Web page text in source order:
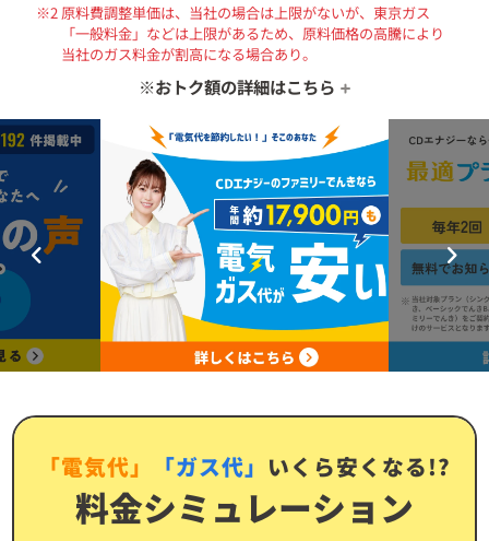
※2 原料費調整単価は、当社の場合は上限がないが、東京ガス
「一般料金」などは上限があるため、原料価格の高騰により
当社のガス料金が割高になる場合あり。
① おトク額は、4人家族のモデル使用量（電気40A 500kWh/月、
「一般料金」の適用単価とCDエナジー「ファミリーでんき」
「ベーシックガス」の料金を比較し、算定。
② セット割、消費税相当額を含み、燃料費・原料費調整額および
再生可能エネルギー発電補足賦課金を含まない金額の比較。
100円未満切り捨て。
③ 実際は電気・ガス料金には毎月燃料費・原料費調整額を加減
算。使用状況によりお得額は変動。
※おトク額の詳細はこちら
「電気代」 「ガス代」 いくら安くなる!?
料金シミュレーション